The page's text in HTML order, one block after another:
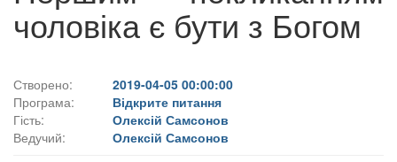
чоловіка є бути з Богом
Створено:
2019-04-05 00:00:00
Програма:
Відкрите питання
Гість:
Олексій Самсонов
Ведучий:
Олексій Самсонов